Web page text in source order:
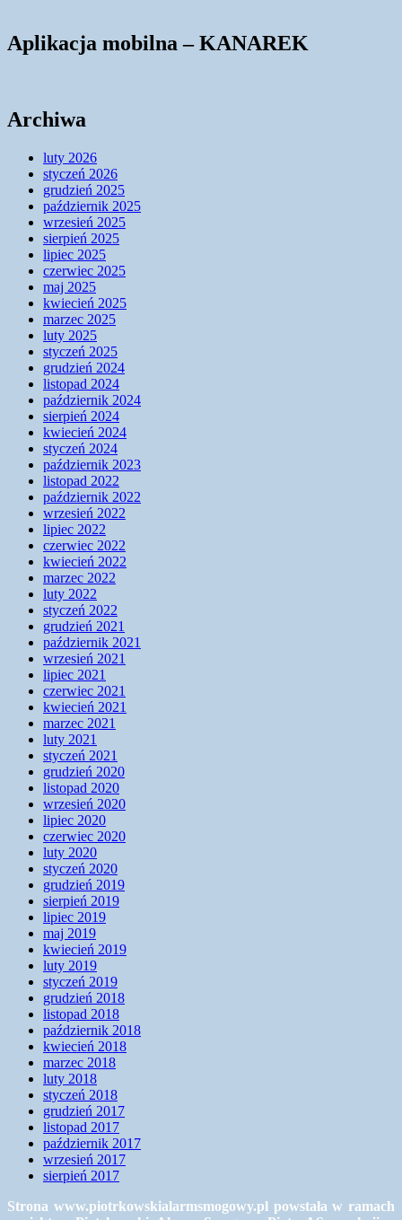
Aplikacja mobilna – KANAREK
Archiwa
luty 2026
styczeń 2026
grudzień 2025
październik 2025
wrzesień 2025
sierpień 2025
lipiec 2025
czerwiec 2025
maj 2025
kwiecień 2025
marzec 2025
luty 2025
styczeń 2025
grudzień 2024
listopad 2024
październik 2024
sierpień 2024
kwiecień 2024
styczeń 2024
październik 2023
listopad 2022
październik 2022
wrzesień 2022
lipiec 2022
czerwiec 2022
kwiecień 2022
marzec 2022
luty 2022
styczeń 2022
grudzień 2021
październik 2021
wrzesień 2021
lipiec 2021
czerwiec 2021
kwiecień 2021
marzec 2021
luty 2021
styczeń 2021
grudzień 2020
listopad 2020
wrzesień 2020
lipiec 2020
czerwiec 2020
luty 2020
styczeń 2020
grudzień 2019
sierpień 2019
lipiec 2019
maj 2019
kwiecień 2019
luty 2019
styczeń 2019
grudzień 2018
listopad 2018
październik 2018
kwiecień 2018
marzec 2018
luty 2018
styczeń 2018
grudzień 2017
listopad 2017
październik 2017
wrzesień 2017
sierpień 2017
Strona www.piotrkowskialarmsmogowy.pl powstała w ramach